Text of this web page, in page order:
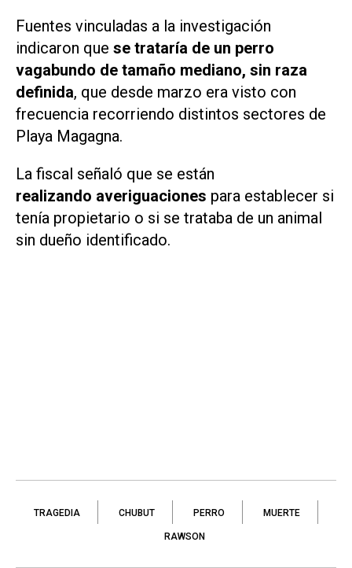
Fuentes vinculadas a la investigación
indicaron que se trataría de un perro
vagabundo de tamaño mediano, sin raza
definida, que desde marzo era visto con
frecuencia recorriendo distintos sectores de
Playa Magagna.
La fiscal señaló que se están
realizando averiguaciones para establecer si
tenía propietario o si se trataba de un animal
sin dueño identificado.
TRAGEDIA CHUBUT PERRO MUERTE
RAWSON